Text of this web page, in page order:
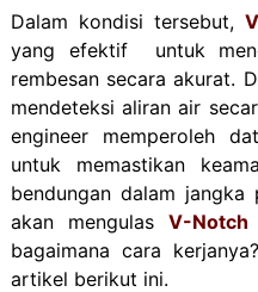
Dalam kondisi tersebut,
yang efektif untuk
rembesan secara akurat.
mendeteksi aliran air
engineer memperoleh
untuk memastikan
bendungan dalam
akan mengulasV-Notch
bagaimana cara
artikel berikut ini.